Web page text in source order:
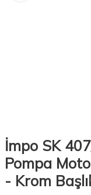
İmpo SK
Pompa
- Krom